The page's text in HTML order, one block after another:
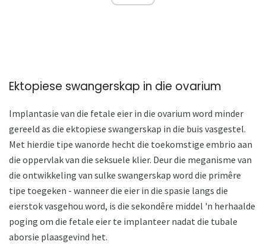
Ektopiese swangerskap in die ovarium
Implantasie van die fetale eier in die ovarium word minder
gereeld as die ektopiese swangerskap in die buis vasgestel.
Met hierdie tipe wanorde hecht die toekomstige embrio aan
die oppervlak van die seksuele klier. Deur die meganisme van
die ontwikkeling van sulke swangerskap word die primêre
tipe toegeken - wanneer die eier in die spasie langs die
eierstok vasgehou word, is die sekondêre middel 'n herhaalde
poging om die fetale eier te implanteer nadat die tubale
aborsie plaasgevind het.